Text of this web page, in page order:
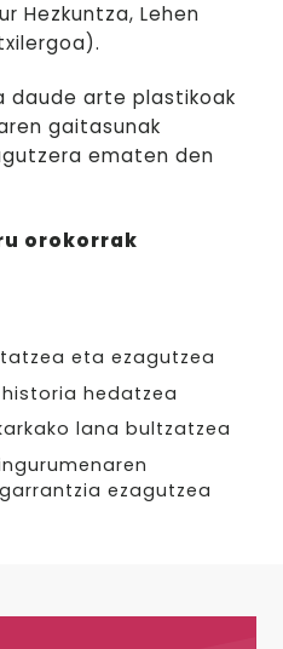
Hezkuntza, Lehen
daude arte plastikoak
gaitasunak
ematen den
orokorrak
eta ezagutzea
hedatzea
lana bultzatzea
ezagutzea